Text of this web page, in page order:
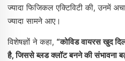
ज्यादा फिजिकल एक्टिविटी की, उनमें
ज्यादा सामने आए।
विशेषज्ञों ने कहा, “कोविड वायरस खुद
है, जिससे ब्लड क्लॉट बनने की संभावना